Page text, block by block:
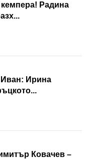
Радина
Иван: Ирина
Ковачев –